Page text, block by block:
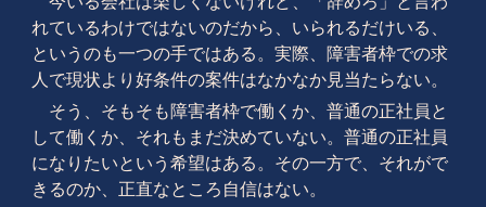
れているわけではないのだから、いられるだけいる、
というのも一つの手ではある。実際、障害者枠での求
人で現状より好条件の案件はなかなか見当たらない。
そう、そもそも障害者枠で働くか、普通の正社員と
して働くか、それもまだ決めていない。普通の正社員
になりたいという希望はある。その一方で、それがで
きるのか、正直なところ自信はない。